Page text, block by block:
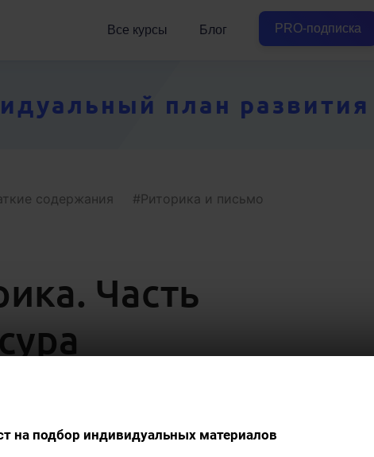
Все курсы Блог PRO-подписка
план
содержания
Риторика и письмо
Часть
борьба со
на подбор индивидуальных материалов